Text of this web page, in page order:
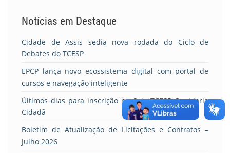
Notícias em Destaque
Cidade de Assis sedia nova rodada do Ciclo de
Debates do TCESP
EPCP lança novo ecossistema digital com portal de
cursos e navegação inteligente
Últimos dias para inscrição no Selo TCESP Ouvidoria
Cidadã
Boletim de Atualização de Licitações e Contratos –
Julho 2026